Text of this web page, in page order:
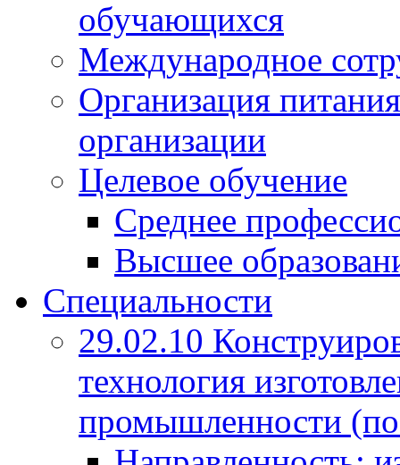
обучающихся
Международное
Организация
организации
Целевое обучение
Среднее
Высшее
Специальности
29.02.10
технология
промышленности